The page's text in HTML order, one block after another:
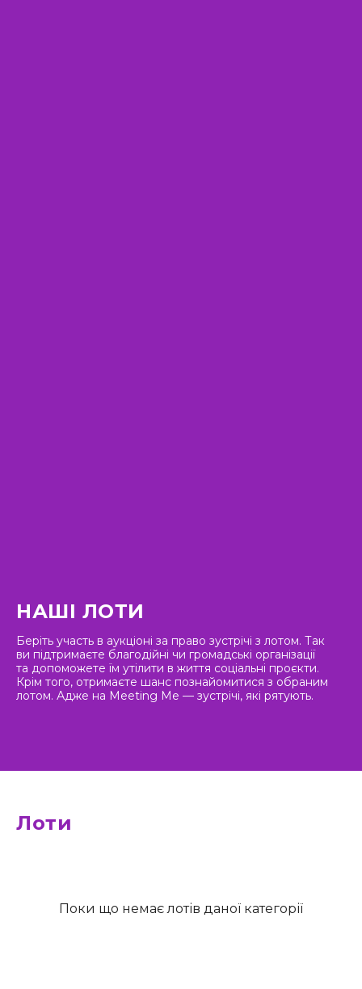
НАШІ ЛОТИ
Беріть участь в аукціоні за право зустрічі з лотом. Так
ви підтримаєте благодійні чи громадські організації
та допоможете їм утілити в життя соціальні проєкти.
Крім того, отримаєте шанс познайомитися з обраним
лотом. Адже на Meeting Me — зустрічі, які рятують.
Лоти
Поки що немає лотів даної категорії